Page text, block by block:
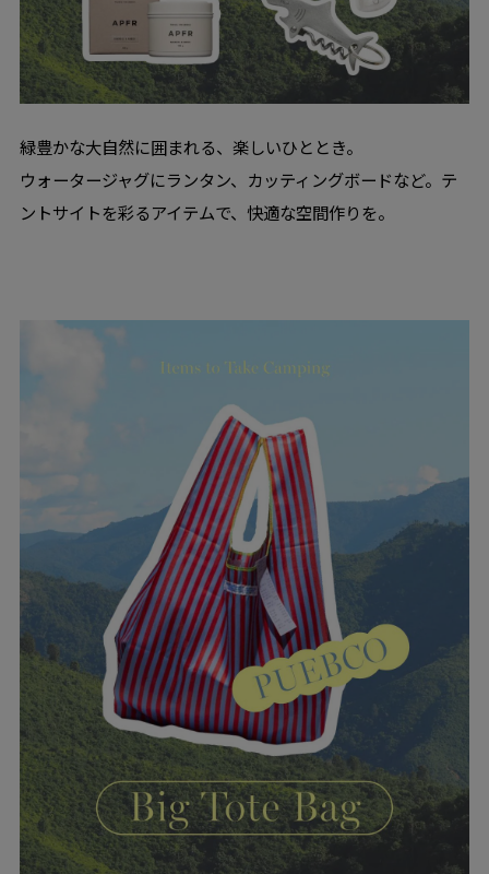
緑豊かな大自然に囲まれる、楽しいひととき。
ウォータージャグにランタン、カッティングボードなど。テ
ントサイトを彩るアイテムで、快適な空間作りを。